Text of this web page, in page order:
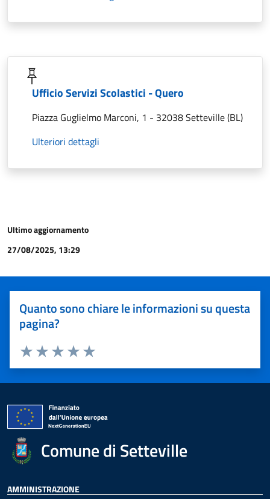
Ufficio Servizi Scolastici - Quero
Piazza Guglielmo Marconi, 1 - 32038 Setteville (BL)
Ulteriori dettagli
Ultimo aggiornamento
27/08/2025, 13:29
Quanto sono chiare le informazioni su questa
pagina?
Valuta 5 stelle su 5
Valuta 4 stelle su 5
Valuta 3 stelle su 5
Valuta 2 stelle su 5
Valuta 1 stelle su 5
Comune di Setteville
AMMINISTRAZIONE